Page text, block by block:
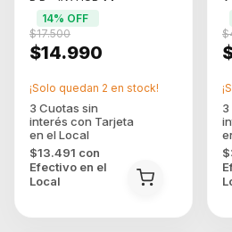
P.RedW USB Mercusys
AC650 + Bluetooth
(3401)
$14.990
$17.500
14% OFF
$13.491 con
Efectivo en el
Local
¡Solo quedan 2 en stock!